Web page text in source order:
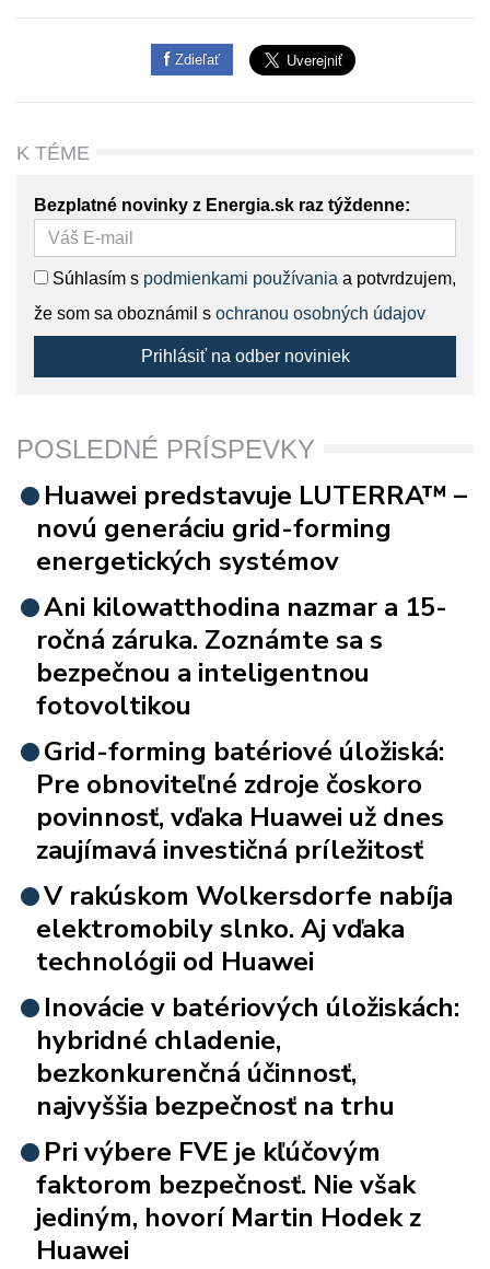
Zdieľať
K TÉME
Bezplatné novinky z Energia.sk raz týždenne:
Súhlasím s podmienkami používania a potvrdzujem,
že som sa oboznámil s ochranou osobných údajov
Prihlásiť na odber noviniek
POSLEDNÉ PRÍSPEVKY
Huawei predstavuje LUTERRA™ –
novú generáciu grid-forming
energetických systémov
Ani kilowatthodina nazmar a 15-
ročná záruka. Zoznámte sa s
bezpečnou a inteligentnou
fotovoltikou
Grid-forming batériové úložiská:
Pre obnoviteľné zdroje čoskoro
povinnosť, vďaka Huawei už dnes
zaujímavá investičná príležitosť
V rakúskom Wolkersdorfe nabíja
elektromobily slnko. Aj vďaka
technológii od Huawei
Inovácie v batériových úložiskách:
hybridné chladenie,
bezkonkurenčná účinnosť,
najvyššia bezpečnosť na trhu
Pri výbere FVE je kľúčovým
faktorom bezpečnosť. Nie však
jediným, hovorí Martin Hodek z
Huawei